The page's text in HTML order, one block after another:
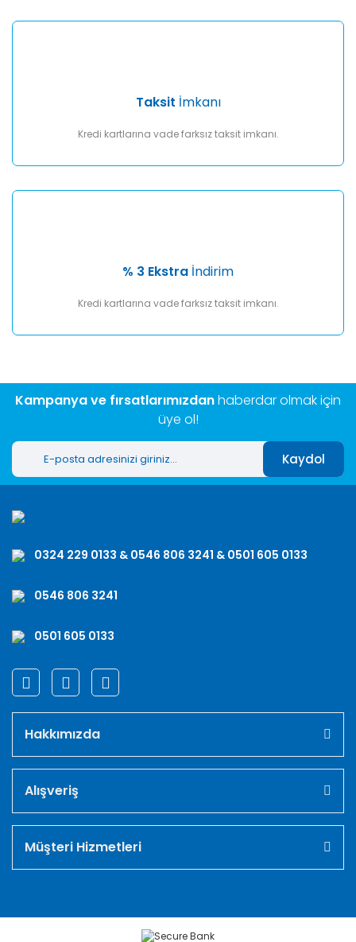
Taksit İmkanı
Kredi kartlarına vade farksız taksit imkanı.
% 3 Ekstra İndirim
Kredi kartlarına vade farksız taksit imkanı.
Kampanya ve fırsatlarımızdanhaberdar olmak için
üye ol!
Kaydol
0324 229 0133 & 0546 806 3241 & 0501 605 0133
0546 806 3241
0501 605 0133
Hakkımızda
Alışveriş
Müşteri Hizmetleri